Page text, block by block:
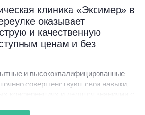
клиника «Эксимер» в
оказывает
и качественную
ценам и без
и высококвалифицированные
совершенствуют свои навыки,